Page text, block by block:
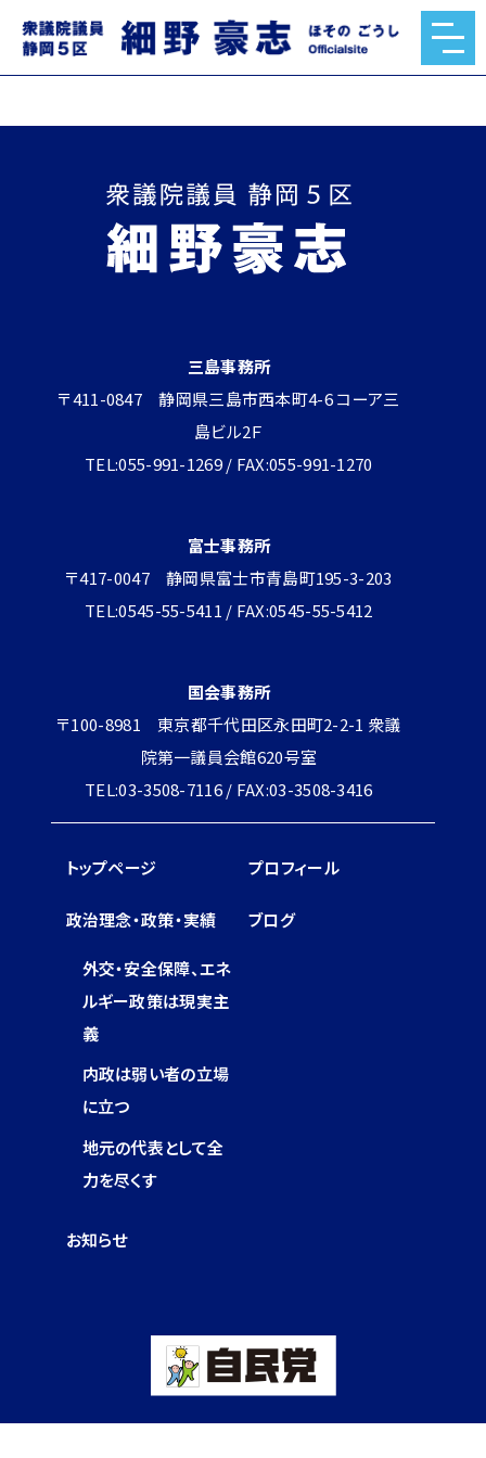
【対談】長島昭久と細野豪志が補欠選挙を占う
2023.04.14
三島事務所
〒411-0847 静岡県三島市西本町4-6 コーア三
島ビル2Ｆ
TEL:055-991-1269 / FAX:055-991-1270
富士事務所
〒417-0047 静岡県富士市青島町195-3-203
TEL:0545-55-5411 / FAX:0545-55-5412
国会事務所
〒100-8981 東京都千代田区永田町2-2-1 衆議
院第一議員会館620号室
TEL:03-3508-7116 / FAX:03-3508-3416
トップページ プロフィール
政治理念・政策・実績
外交・安全保障、エネ
ルギー政策は現実主
義
内政は弱い者の立場
に立つ
地元の代表として全
力を尽くす
ブログ
お知らせ